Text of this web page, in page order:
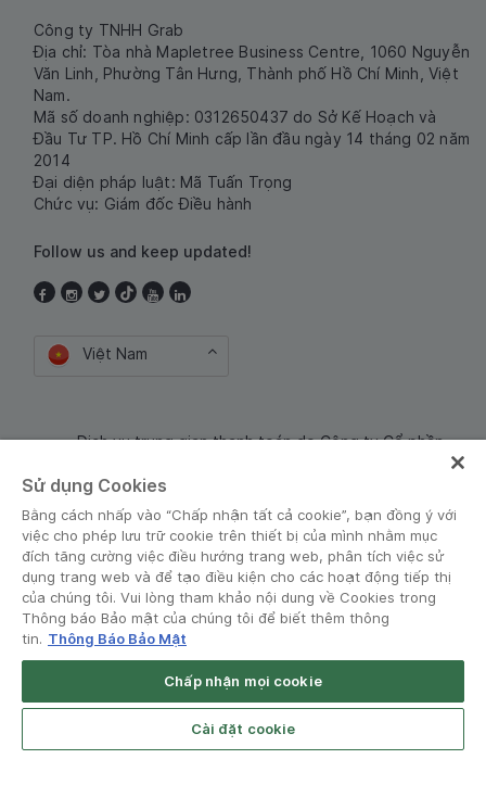
Công ty TNHH Grab
Địa chỉ: Tòa nhà Mapletree Business Centre, 1060 Nguyễn
Văn Linh, Phường Tân Hưng, Thành phố Hồ Chí Minh, Việt
Nam.
Mã số doanh nghiệp: 0312650437 do Sở Kế Hoạch và
Đầu Tư TP. Hồ Chí Minh cấp lần đầu ngày 14 tháng 02 năm
2014
Đại diện pháp luật: Mã Tuấn Trọng
Chức vụ: Giám đốc Điều hành
Follow us and keep updated!
Việt Nam
Dịch vụ trung gian thanh toán do Công ty Cổ phần
© Grab 2010 - 2026
Grab for Android
Open App
Sử dụng Cookies
Bằng cách nhấp vào “Chấp nhận tất cả cookie”, bạn đồng ý với
việc cho phép lưu trữ cookie trên thiết bị của mình nhằm mục
đích tăng cường việc điều hướng trang web, phân tích việc sử
dụng trang web và để tạo điều kiện cho các hoạt động tiếp thị
của chúng tôi. Vui lòng tham khảo nội dung về Cookies trong
Thông báo Bảo mật của chúng tôi để biết thêm thông
tin. Thông Báo Bảo Mật
Chấp nhận mọi cookie
Cài đặt cookie